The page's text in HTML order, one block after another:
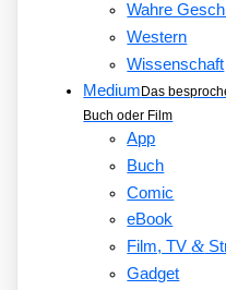
Wahre
Western
Wissenschaft
Medium Das
Buch oder Film
App
Buch
Comic
eBook
Film, TV&
Gadget